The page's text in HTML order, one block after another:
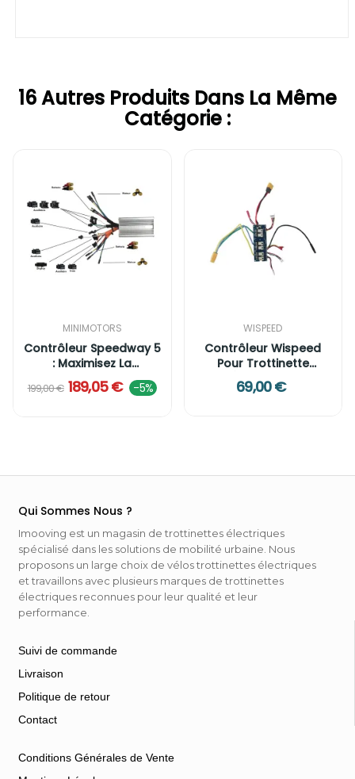
16 Autres Produits Dans La Même
Catégorie :
MINIMOTORS
Contrôleur Speedway 5
: Maximisez La
Puissance...
199,00 € 189,05 € -5%
WISPEED
Contrôleur Wispeed
Pour Trottinette
Électrique...
69,00 €
Qui Sommes Nous ?
Imooving est un magasin de trottinettes électriques
spécialisé dans les solutions de mobilité urbaine. Nous
proposons un large choix de vélos trottinettes électriques
et travaillons avec plusieurs marques de trottinettes
électriques reconnues pour leur qualité et leur
performance.
Suivi de commande
Livraison
Politique de retour
Contact
Conditions Générales de Vente